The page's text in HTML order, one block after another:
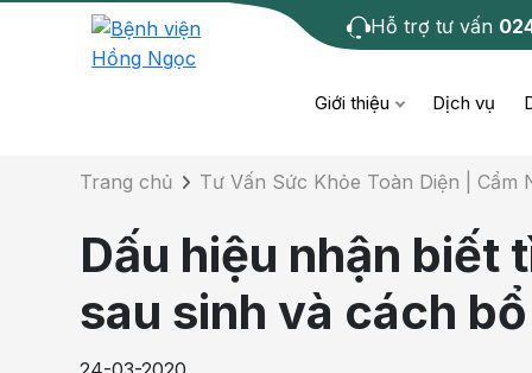
Hỗ trợ tư vấn
Giới thiệu Dịch vụ
Cơ xương khớp Da
Chi tiết bài tư
Trang chủ Tư Vấn Sức Khỏe Toàn Diện | Cẩm
Dấu hiệu nhận biết
sau sinh và cách